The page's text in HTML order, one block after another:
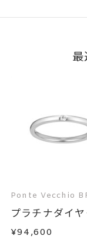
Ponte Vecchio
プラチナダイ
ド...
¥94,600